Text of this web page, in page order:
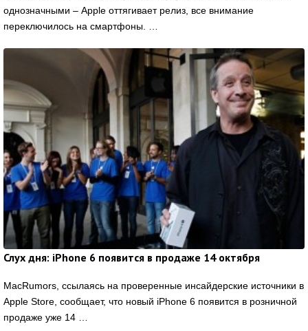
однозначными – Apple оттягивает релиз, все внимание
переключилось на смартфоны. …
Слух дня: iPhone 6 появится в продаже 14 октября
MacRumors, ссылаясь на проверенные инсайдерские источники в
Apple Store, сообщает, что новый iPhone 6 появится в розничной
продаже уже 14 …